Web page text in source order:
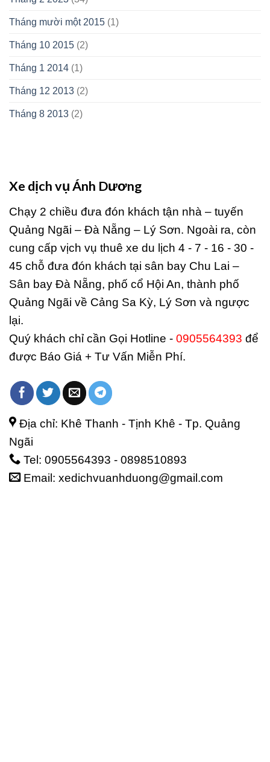
Tháng mười một 2015 (1)
Tháng 10 2015 (2)
Tháng 1 2014 (1)
Tháng 12 2013 (2)
Tháng 8 2013 (2)
Xe dịch vụ Ánh Dương
Chạy 2 chiều đưa đón khách tận nhà – tuyến
Quảng Ngãi – Đà Nẵng – Lý Sơn. Ngoài ra, còn
cung cấp vịch vụ thuê xe du lịch 4 - 7 - 16 - 30 -
45 chỗ đưa đón khách tại sân bay Chu Lai –
Sân bay Đà Nẵng, phố cổ Hội An, thành phố
Quảng Ngãi về Cảng Sa Kỳ, Lý Sơn và ngược
lại.
Quý khách chỉ cần Gọi Hotline - 0905564393 để
được Báo Giá + Tư Vấn Miễn Phí.
Địa chỉ: Khê Thanh - Tịnh Khê - Tp. Quảng
Ngãi
Tel: 0905564393 - 0898510893
Email: xedichvuanhduong@gmail.com